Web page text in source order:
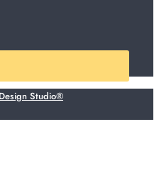
Studio®